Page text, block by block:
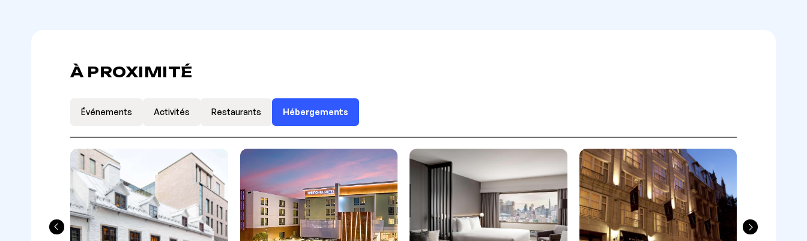
À PROXIMITÉ
Événements Activités Restaurants Hébergements